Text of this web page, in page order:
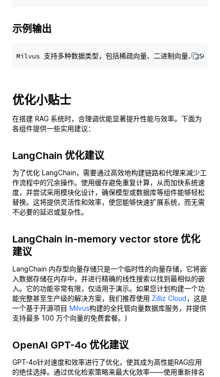
示例输出
优化小贴士
在搭建 RAG 系统时，合理调优能显著提升性能与效率。下面为
各组件提供一些实用建议：
LangChain 优化建议
为了优化 LangChain，需要通过高效地构建链路和代理来减少工
作流程中的冗余操作。使用缓存避免重复计算，从而加快系统速
度，并尝试采用模块化设计，确保模型或数据库等组件能够轻松
替换。这将提供灵活性和效率，使您能够快速扩展系统，而无需
不必要的延迟或复杂性。
LangChain in-memory vector store 优化
建议
LangChain 内存型向量存储只是一个临时性的向量存储，它将嵌
入数据存储在内存中，并进行精确的线性搜索以找到最相似的嵌
入。它的功能非常有限，仅适用于演示。如果您计划构建一个功
能完整甚至生产级的解决方案，我们推荐使用 Zilliz Cloud，这是
一个基于开源项目 Milvus构建的全托管向量数据库服务，并提供
支持最多 100 万个向量的免费套餐。)
OpenAI GPT-4o 优化建议
GPT-4o针对速度和效率进行了优化，使其成为高性能RAG应用
的绝佳选择。通过优化检索策略来最大化效率——使用重新排名